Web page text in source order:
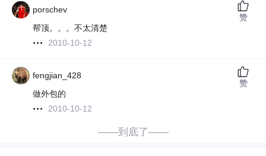
porschev
帮顶。。。不太清楚
2010-10-12
赞
fengjian_428
做外包的
2010-10-12
赞
——到底了——